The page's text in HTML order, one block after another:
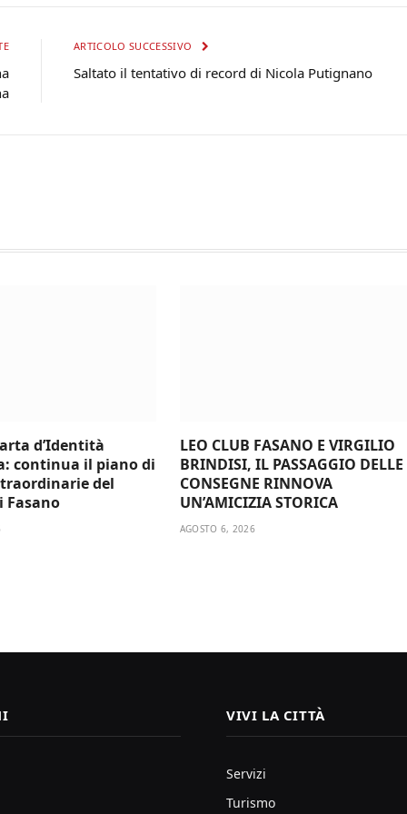
ARTICOLO SUCCESSIVO
Saltato il tentativo di record di Nicola Putignano
d’Identità
continua il piano di
del
Fasano
LEO CLUB FASANO E VIRGILIO
BRINDISI, IL PASSAGGIO DELLE
CONSEGNE RINNOVA
UN’AMICIZIA STORICA
AGOSTO 6, 2026
VIVI LA CITTÀ
Servizi
Turismo